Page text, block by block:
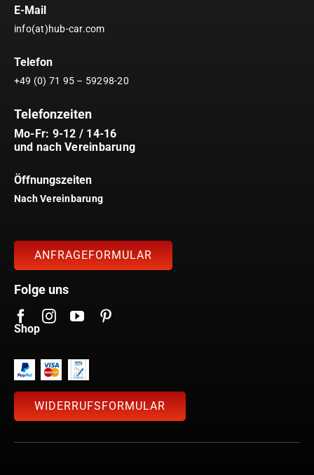
E-Mail
info(at)hub-car.com
Telefon
+49 (0) 71 95 – 59298-20
Telefonzeiten
Mo-Fr: 9-12 / 14-16
und nach Vereinbarung
Öffnungszeiten
Nach Vereinbarung
ANFRAGEFORMULAR
Folge uns
Shop
WIDERRUFSFORMULAR